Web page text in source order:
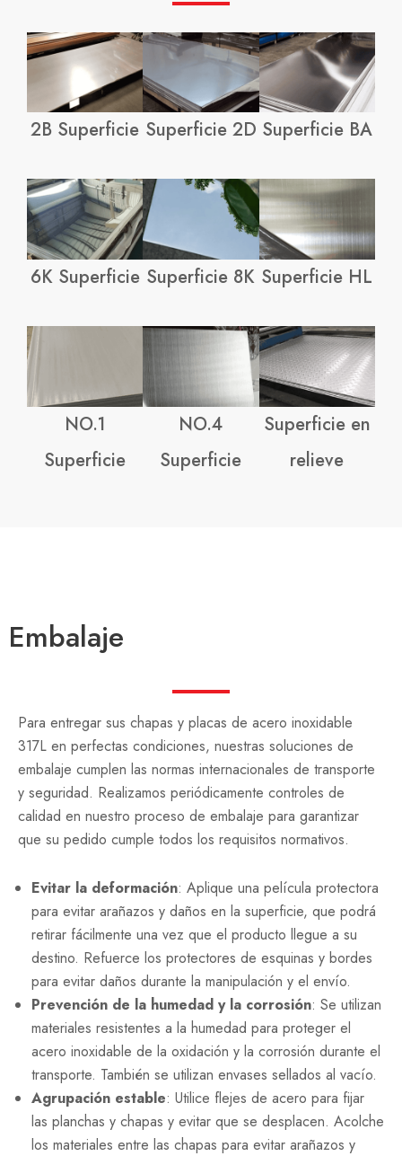
2B Superficie Superficie 2D Superficie BA
6K Superficie Superficie 8K Superficie HL
NO.1
Superficie
NO.4
Superficie
Superficie en
relieve
Embalaje
Para entregar sus chapas y placas de acero inoxidable
317L en perfectas condiciones, nuestras soluciones de
embalaje cumplen las normas internacionales de transporte
y seguridad. Realizamos periódicamente controles de
calidad en nuestro proceso de embalaje para garantizar
que su pedido cumple todos los requisitos normativos.
Evitar la deformación: Aplique una película protectora
para evitar arañazos y daños en la superficie, que podrá
retirar fácilmente una vez que el producto llegue a su
destino. Refuerce los protectores de esquinas y bordes
para evitar daños durante la manipulación y el envío.
Prevención de la humedad y la corrosión: Se utilizan
materiales resistentes a la humedad para proteger el
acero inoxidable de la oxidación y la corrosión durante el
transporte. También se utilizan envases sellados al vacío.
Agrupación estable: Utilice flejes de acero para fijar
las planchas y chapas y evitar que se desplacen. Acolche
los materiales entre las chapas para evitar arañazos y